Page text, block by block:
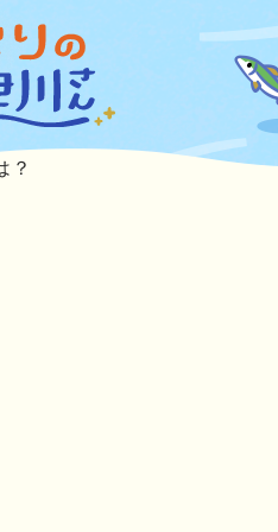
投稿方法
りのサポーターさん」募集中!
？